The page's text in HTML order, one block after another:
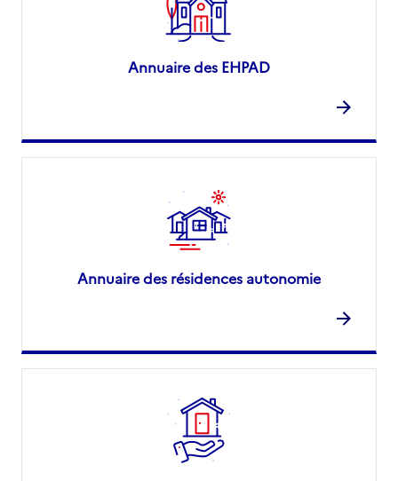
Annuaire des EHPAD
Annuaire des résidences autonomie